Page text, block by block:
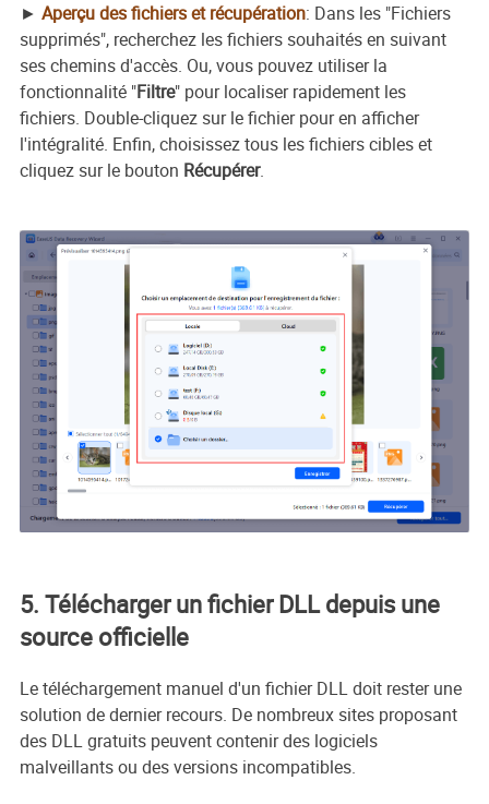
► Aperçu des fichiers et récupération: Dans les "Fichiers
supprimés", recherchez les fichiers souhaités en suivant
ses chemins d'accès. Ou, vous pouvez utiliser la
fonctionnalité "Filtre" pour localiser rapidement les
fichiers. Double-cliquez sur le fichier pour en afficher
l'intégralité. Enfin, choisissez tous les fichiers cibles et
cliquez sur le bouton Récupérer.
5. Télécharger un fichier DLL depuis une
source officielle
Le téléchargement manuel d'un fichier DLL doit rester une
solution de dernier recours. De nombreux sites proposant
des DLL gratuits peuvent contenir des logiciels
malveillants ou des versions incompatibles.